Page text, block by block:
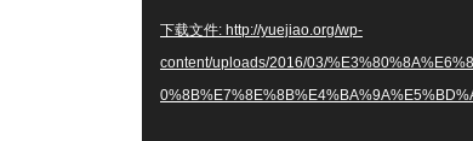
播
放
器
下载文件: http://yuejiao.org/wp-
content/uploads/2016/03/